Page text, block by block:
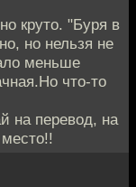
круто. "Буря в
но нельзя не
меньше
что-то
на перевод, на